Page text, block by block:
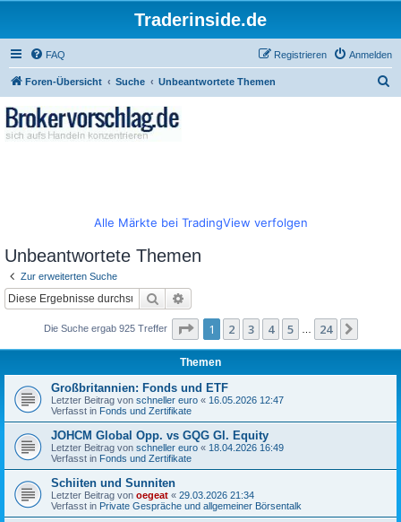
Traderinside.de
FAQ Anmelden
Registrieren
Foren-Übersicht Suche Unbeantwortete Themen
Alle Märkte bei TradingView verfolgen
Unbeantwortete Themen
Zur erweiterten Suche
Suche
Die Suche ergab 925 Treffer Seite 1von 24
1 2 3 4 5 24
Themen
Großbritannien: Fonds und ETF
Letzter Beitrag von schneller euro « 16.05.2026 12:47
Verfasst in Fonds und Zertifikate
JOHCM Global Opp. vs GQG Gl. Equity
Letzter Beitrag von schneller euro « 18.04.2026 16:49
Verfasst in Fonds und Zertifikate
Schiiten und Sunniten
Letzter Beitrag von oegeat « 29.03.2026 21:34
Verfasst in Private Gespräche und allgemeiner Börsentalk